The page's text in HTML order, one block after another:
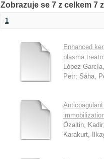
Zobrazuje se 7 z celkem 7
1
Enhanced
plasma
López
Petr; Sáha,
Özaltin, Kadir;
Karakurt,